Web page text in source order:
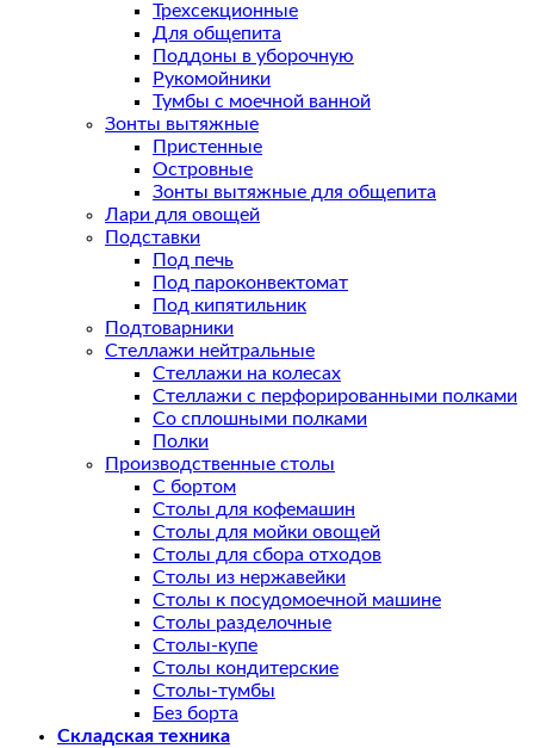
Трехсекционные
Для общепита
Поддоны в уборочную
Рукомойники
Тумбы с моечной ванной
Зонты вытяжные
Пристенные
Островные
Зонты вытяжные для общепита
Лари для овощей
Подставки
Под печь
Под пароконвектомат
Под кипятильник
Подтоварники
Стеллажи нейтральные
Стеллажи на колесах
Стеллажи с перфорированными полками
Со сплошными полками
Полки
Производственные столы
С бортом
Столы для кофемашин
Столы для мойки овощей
Столы для сбора отходов
Столы из нержавейки
Столы к посудомоечной машине
Столы разделочные
Столы-купе
Столы кондитерские
Столы-тумбы
Без борта
Складская техника